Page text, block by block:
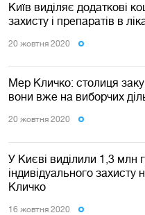
Київ виділяє додаткові
захисту і препаратів в
20 жовтня 2020
Мер Кличко: столиця
вони вже на виборчих
20 жовтня 2020
У Києві виділили 1,3 млн
індивідуального захисту
Кличко
16 жовтня 2020